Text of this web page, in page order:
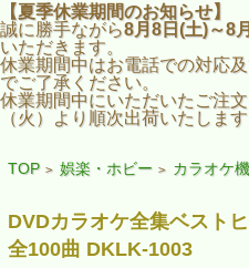
【夏季休業期間のお知らせ】
誠に勝手ながら8月8日(土)～8
いただきます。
休業期間中はお電話での対応
でご了承ください。
休業期間中にいただいたご注
（火）より順次出荷いたします
TOP > 娯楽・ホビー > カラオケ
DVDカラオケ全集ベスト
全100曲 DKLK-1003